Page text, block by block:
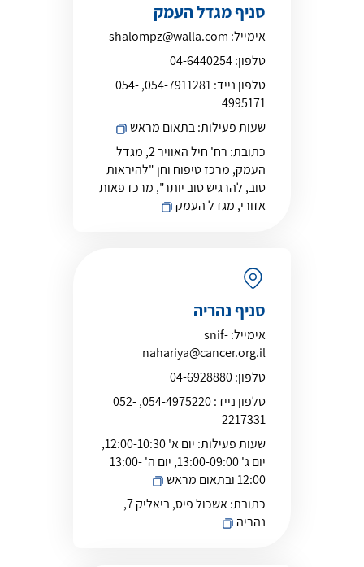
סניף מגדל העמק
אימייל: shalompz@walla.com
טלפון:04-6440254
טלפון נייד:
054-7911281, 054-
4995171
שעות פעילות:בתאום מראש
כתובת:
רח' חיל האוויר 2, מגדל
העמק, מרכז טיפוח וחן "להיראות
טוב, להרגיש טוב יותר", מרכז פאות
אזורי, מגדל העמק
סניף נהריה
אימייל:snif-
nahariya@cancer.org.il
טלפון:04-6928880
טלפון נייד:
054-4975220, 052-
2217331
שעות פעילות:
יום א' 12:00-10:30,
יום ג' 13:00-09:00, יום ה' 13:00-
12:00 ובתאום מראש
כתובת:
אשכול פיס, ביאליק 7,
נהריה